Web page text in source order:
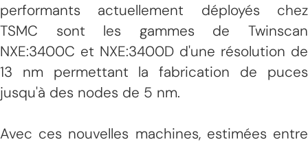
performants actuellement déployés chez
TSMC sont les gammes de Twinscan
NXE:3400C et NXE:3400D d'une résolution de
13 nm permettant la fabrication de puces
jusqu'à des nodes de 5 nm.
Avec ces nouvelles machines, estimées entre